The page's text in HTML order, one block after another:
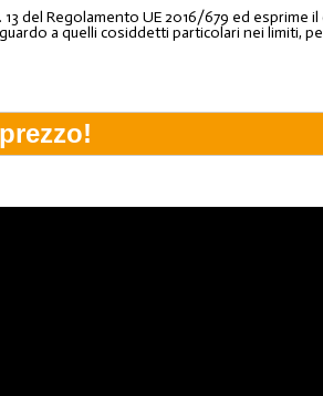
del Regolamento UE 2016/679 ed esprime
a quelli cosiddetti particolari nei limiti,